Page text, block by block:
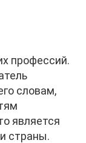
профессий.
словам,
является
страны.